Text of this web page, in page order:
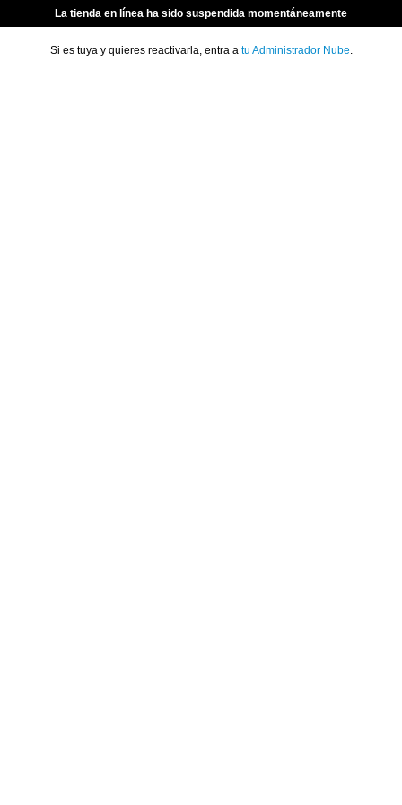
La tienda en línea ha sido suspendida momentáneamente
Si es tuya y quieres reactivarla, entra a tu Administrador Nube.